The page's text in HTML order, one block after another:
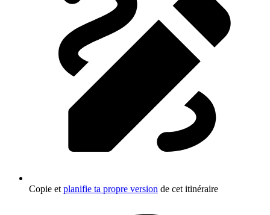
Copie et planifie ta propre version de cet itinéraire